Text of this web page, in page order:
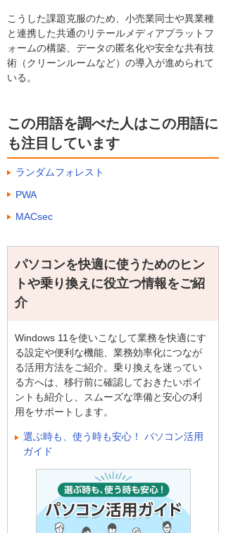
こうした課題克服のため、小売業同士や異業種
と連携した共通のリテールメディアプラットフ
ォームの構築、データの匿名化や安全な共有技
術（クリーンルームなど）の導入が進められて
いる。
この用語を調べた人はこの用語に
も注目しています
ランダムフォレスト
PWA
MACsec
パソコンを快適に使うためのヒン
トや乗り換えに役立つ情報をご紹
介
Windows 11を使いこなして業務を快適にす
る設定や便利な機能、業務効率化につなが
る活用方法をご紹介。乗り換えを迷ってい
る方へは、移行前に確認しておきたいポイ
ントも紹介し、スムーズな準備と安心の利
用をサポートします。
選ぶ時も、使う時も安心！ パソコン活用
ガイド